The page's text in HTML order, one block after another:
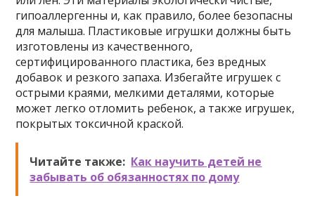
гипоаллергенны и, как правило, более безопасны
для малыша. Пластиковые игрушки должны быть
изготовлены из качественного,
сертифицированного пластика, без вредных
добавок и резкого запаха. Избегайте игрушек с
острыми краями, мелкими деталями, которые
может легко отломить ребенок, а также игрушек,
покрытых токсичной краской.
Читайте также: Как научить детей не
забывать об обязанностях по дому